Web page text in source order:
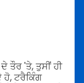
ਤੌਰ 'ਤੇ, ਤੁਸੀਂ ਹੀ
ਟਰੈਕਿੰਗ